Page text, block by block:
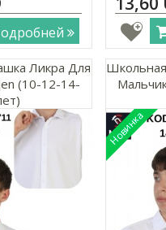
Ликра Для
(10-12-14-